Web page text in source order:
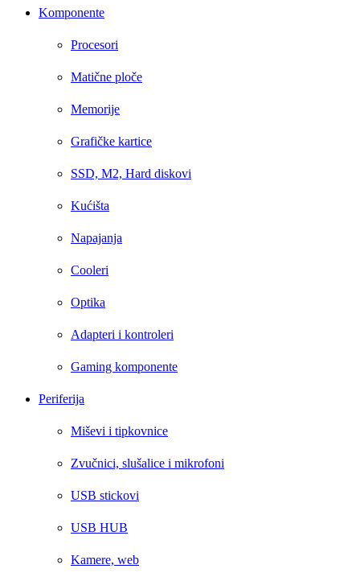
Komponente
Procesori
Matične ploče
Memorije
Grafičke kartice
SSD, M2, Hard diskovi
Kućišta
Napajanja
Cooleri
Optika
Adapteri i kontroleri
Gaming komponente
Periferija
Miševi i tipkovnice
Zvučnici, slušalice i mikrofoni
USB stickovi
USB HUB
Kamere, web